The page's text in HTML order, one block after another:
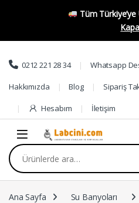
Tüm
Skip to navigation
Skip to content
0212 221 28 34 Whatsapp
Hakkımızda Blog Sipariş
Hesabım İletişim
Ara:
Ana Sayfa Su Banyoları